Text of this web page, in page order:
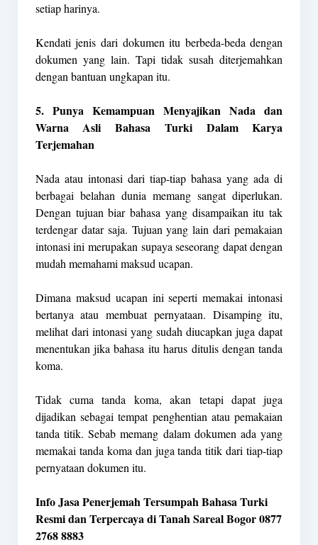
setiap harinya.
Kendati jenis dari dokumen itu berbeda-beda dengan
dokumen yang lain. Tapi tidak susah diterjemahkan
dengan bantuan ungkapan itu.
5. Punya Kemampuan Menyajikan Nada dan
Warna Asli Bahasa Turki Dalam Karya
Terjemahan
Nada atau intonasi dari tiap-tiap bahasa yang ada di
berbagai belahan dunia memang sangat diperlukan.
Dengan tujuan biar bahasa yang disampaikan itu tak
terdengar datar saja. Tujuan yang lain dari pemakaian
intonasi ini merupakan supaya seseorang dapat dengan
mudah memahami maksud ucapan.
Dimana maksud ucapan ini seperti memakai intonasi
bertanya atau membuat pernyataan. Disamping itu,
melihat dari intonasi yang sudah diucapkan juga dapat
menentukan jika bahasa itu harus ditulis dengan tanda
koma.
Tidak cuma tanda koma, akan tetapi dapat juga
dijadikan sebagai tempat penghentian atau pemakaian
tanda titik. Sebab memang dalam dokumen ada yang
memakai tanda koma dan juga tanda titik dari tiap-tiap
pernyataan dokumen itu.
Info Jasa Penerjemah Tersumpah Bahasa Turki
Resmi dan Terpercaya di Tanah Sareal Bogor 0877
2768 8883